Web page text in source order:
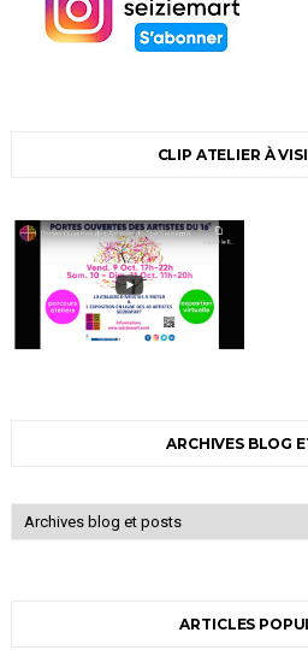
CLIP ATELIER À
ARCHIVES BLOG
ARTICLES